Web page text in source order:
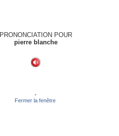
PRONONCIATION POUR
pierre blanche
-
Fermer la fenêtre